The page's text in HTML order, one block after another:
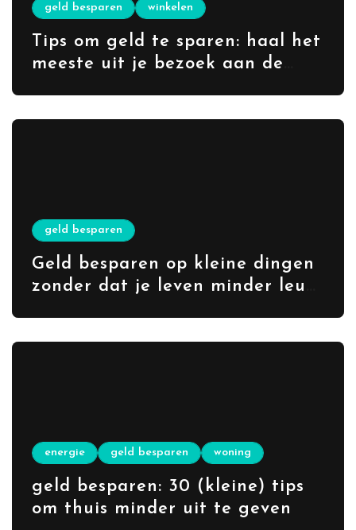
geld besparen winkelen
Tips om geld te sparen: haal het
meeste uit je bezoek aan de
geld besparen
Geld besparen op kleine dingen
zonder dat je leven minder leuk
energie geld besparen woning
geld besparen: 30 (kleine) tips
om thuis minder uit te geven